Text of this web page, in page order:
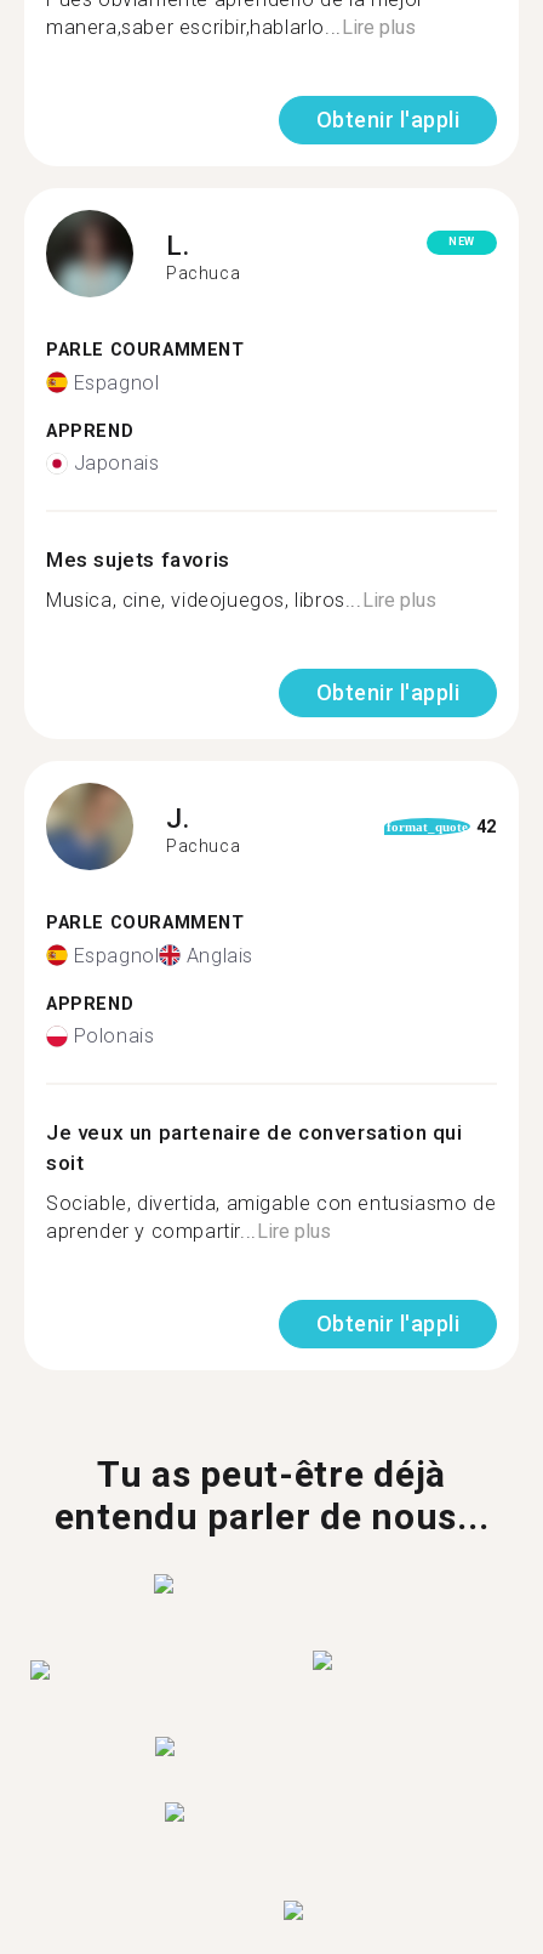
manera,saber escribir,hablarlo...Lire plus
Obtenir l'appli
L.
Pachuca
NEW
PARLE COURAMMENT
Espagnol
APPREND
Japonais
Mes sujets favoris
Musica, cine, videojuegos, libros...Lire plus
Obtenir l'appli
J.
Pachuca
format_quote 42
PARLE COURAMMENT
Espagnol Anglais
APPREND
Polonais
Je veux un partenaire de conversation qui
soit
Sociable, divertida, amigable con entusiasmo de
aprender y compartir...Lire plus
Obtenir l'appli
Tu as peut-être déjà
entendu parler de nous...